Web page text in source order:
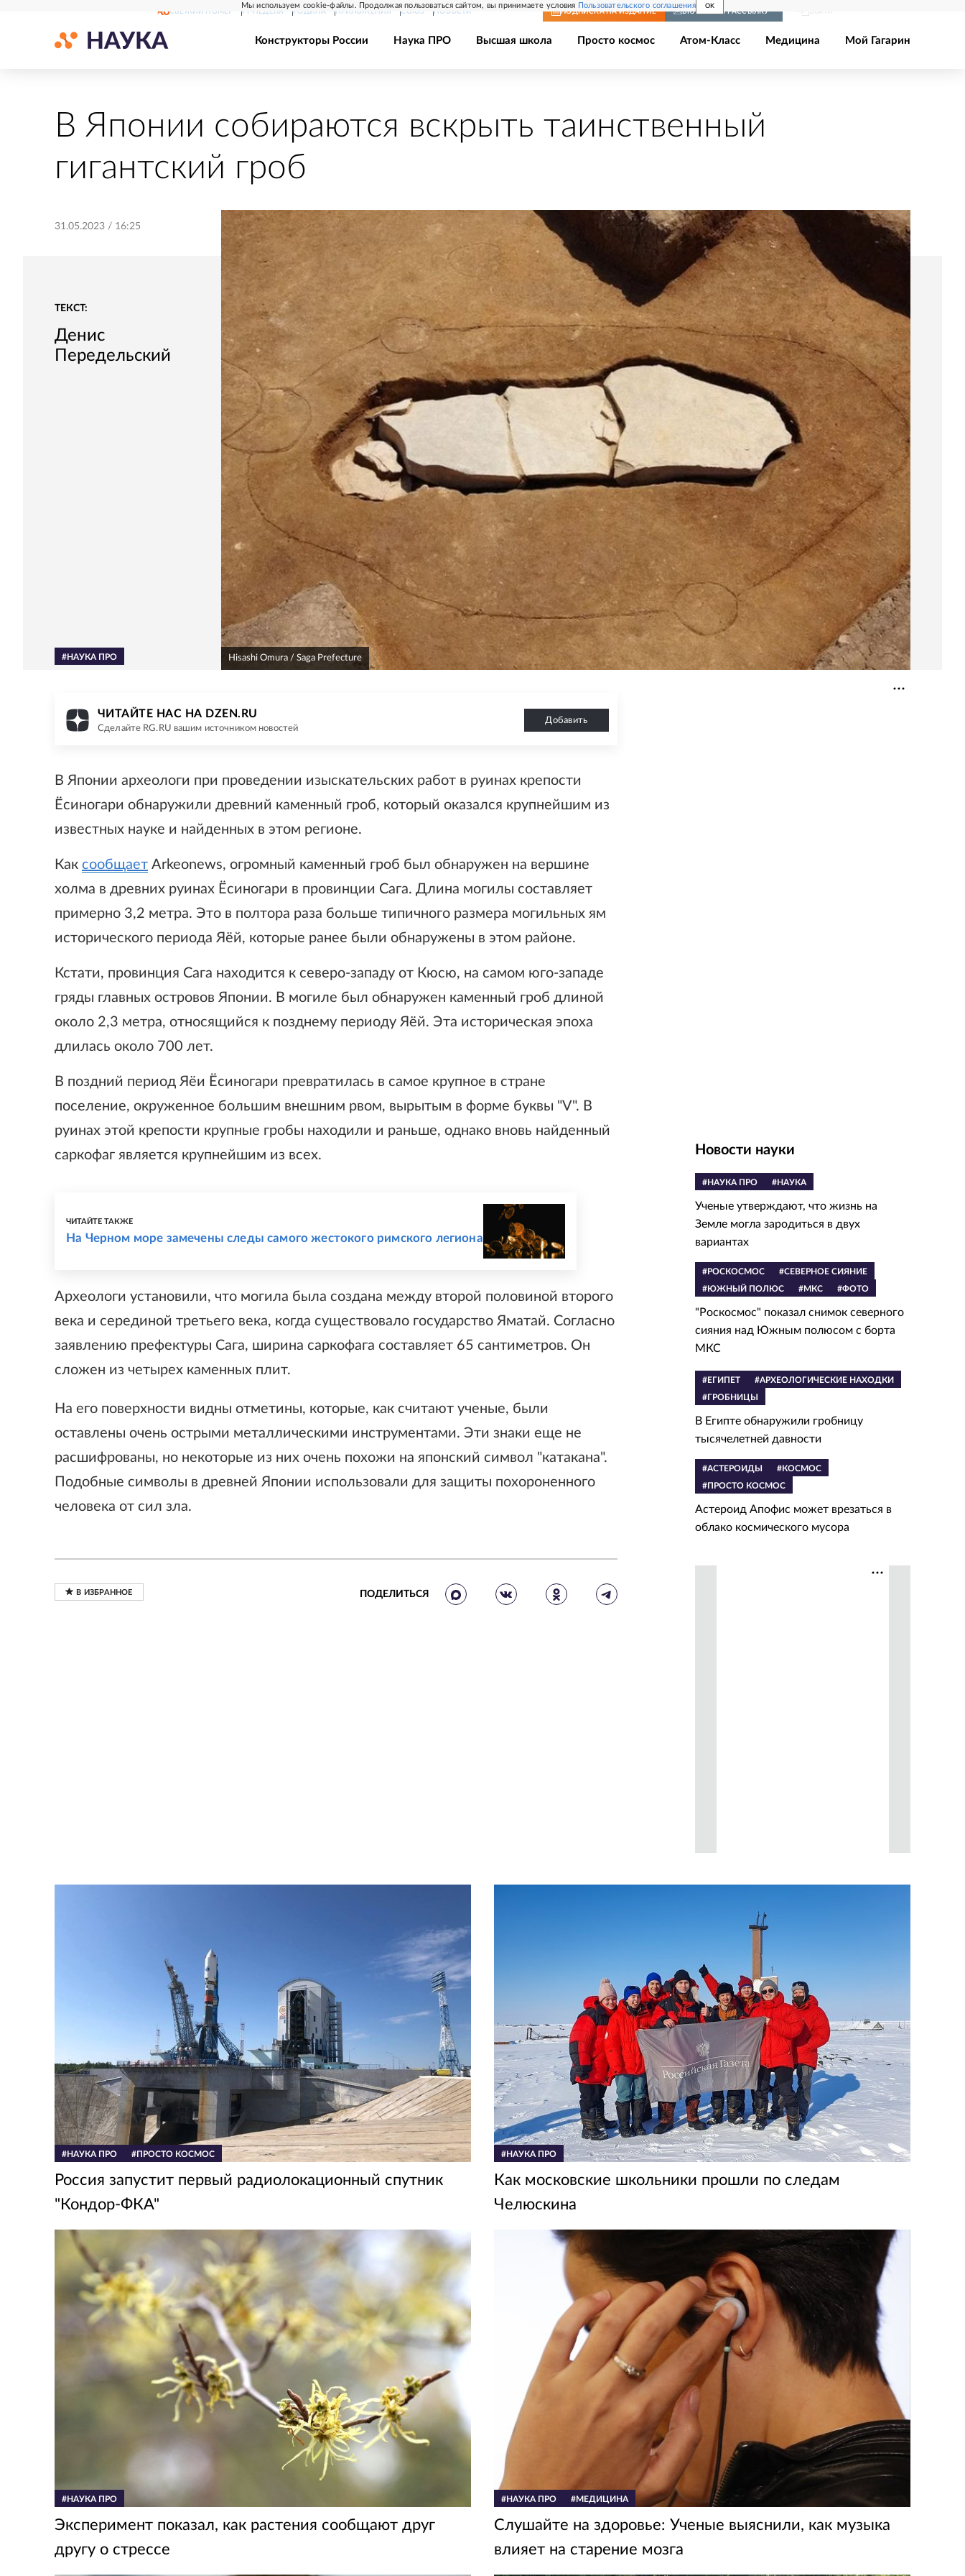
Мы используем cookie-файлы. Продолжая пользоваться сайтом, вы принимаете условия Пользовательского соглашения OK
СВЕЖИЙ НОМЕР РГ-НЕДЕЛЯ РОДИНА ПРИЛОЖЕНИЯ СОЮЗ НОВОСТИ ПОДПИСКА НА ИЗДАНИЕ ВКЛЮЧИТЬ РАССЫЛКУ
Конструкторы России Наука ПРО Высшая школа Просто космос Атом-Класс Медицина Мой Гагарин
В Японии собираются вскрыть таинственный
гигантский гроб
31.05.2023 / 16:25
ТЕКСТ:
Денис
Передельский
#НАУКА ПРО Hisashi Omura / Saga Prefecture
ЧИТАЙТЕ НАС НА DZEN.RU
Сделайте RG.RU вашим источником новостей
Добавить
В Японии археологи при проведении изыскательских работ в руинах крепости
Ёсиногари обнаружили древний каменный гроб, который оказался крупнейшим из
известных науке и найденных в этом регионе.
Как сообщает Arkeonews, огромный каменный гроб был обнаружен на вершине
холма в древних руинах Ёсиногари в провинции Сага. Длина могилы составляет
примерно 3,2 метра. Это в полтора раза больше типичного размера могильных ям
исторического периода Яёй, которые ранее были обнаружены в этом районе.
Кстати, провинция Сага находится к северо-западу от Кюсю, на самом юго-западе
гряды главных островов Японии. В могиле был обнаружен каменный гроб длиной
около 2,3 метра, относящийся к позднему периоду Яёй. Эта историческая эпоха
длилась около 700 лет.
В поздний период Яёи Ёсиногари превратилась в самое крупное в стране
поселение, окруженное большим внешним рвом, вырытым в форме буквы "V". В
руинах этой крепости крупные гробы находили и раньше, однако вновь найденный
саркофаг является крупнейшим из всех.
ЧИТАЙТЕ ТАКЖЕ
На Черном море замечены следы самого жестокого римского легиона
Археологи установили, что могила была создана между второй половиной второго
века и серединой третьего века, когда существовало государство Яматай. Согласно
заявлению префектуры Сага, ширина саркофага составляет 65 сантиметров. Он
сложен из четырех каменных плит.
На его поверхности видны отметины, которые, как считают ученые, были
оставлены очень острыми металлическими инструментами. Эти знаки еще не
расшифрованы, но некоторые из них очень похожи на японский символ "катакана".
Подобные символы в древней Японии использовали для защиты похороненного
человека от сил зла.
ПОДЕЛИТЬСЯ
Новости науки
#НАУКА ПРО #НАУКА
Ученые утверждают, что жизнь на
Земле могла зародиться в двух
вариантах
#РОСКОСМОС
#СЕВЕРНОЕ СИЯНИЕ
#ЮЖНЫЙ ПОЛЮС
#МКС #ФОТО
"Роскосмос" показал снимок северного
сияния над Южным полюсом с борта
МКС
#ЕГИПЕТ
#АРХЕОЛОГИЧЕСКИЕ НАХОДКИ
#ГРОБНИЦЫ
В Египте обнаружили гробницу
тысячелетней давности
#АСТЕРОИДЫ
#КОСМОС
#ПРОСТО КОСМОС
Астероид Апофис может врезаться в
облако космического мусора
#НАУКА ПРО #ПРОСТО КОСМОС
Россия запустит первый радиолокационный спутник
"Кондор-ФКА"
#НАУКА ПРО
Как московские школьники прошли по следам
Челюскина
#НАУКА ПРО
Эксперимент показал, как растения сообщают друг
другу о стрессе
#НАУКА ПРО #МЕДИЦИНА
Слушайте на здоровье: Ученые выяснили, как музыка
влияет на старение мозга